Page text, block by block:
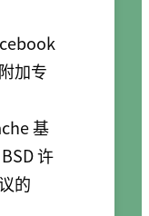
加专
基
许
的